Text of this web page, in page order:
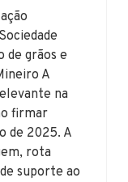
de grãos e
A
na
firmar
de 2025. A
rota
suporte ao